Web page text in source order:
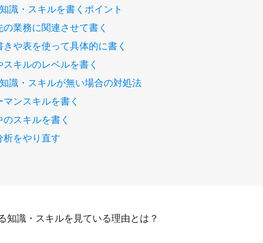
識・スキルを書くポイント
の業務に関連させて書く
きや表を使って具体的に書く
スキルのレベルを書く
識・スキルが無い場合の対処法
マンスキルを書く
のスキルを書く
析をやり直す
知識・スキルを見ている理由とは？